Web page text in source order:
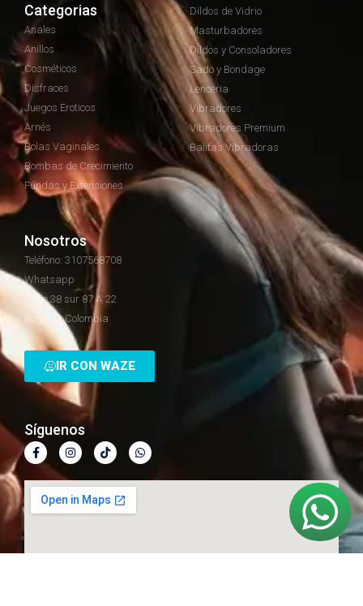
Categorias
Anales
Anillos
Cosméticos
Disfraces
Juegos Eroticos
Arnés
Bolas Vaginales
Bombas de Crecimiento
Fundas y Extensiones
Dildos de Vidrio
Masturbadores
Dildos y Consoladores
Sado y Bondage
Lenceria
Vibradores
Vibradores Premium
Balitas Vibradoras
Nosotros
Teléfono: 3107568708
Whatsapp
Calle 38 sur 87 A 22
Bogotá - Colombia
IR CON WAZE
Síguenos